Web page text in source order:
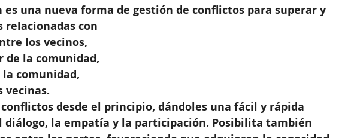
es una nueva forma de gestión de conflictos para superar y
con
los vecinos,
la comunidad,
comunidad,
vecinas.
desde el principio, dándoles una fácil y rápida
diálogo, la empatía y la participación. Posibilita también